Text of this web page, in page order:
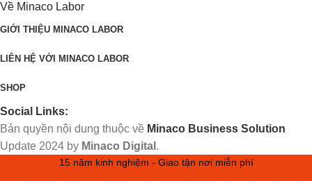
Về Minaco Labor
GIỚI THIỆU MINACO LABOR
LIÊN HỆ VỚI MINACO LABOR
SHOP
Social Links:
Bản quyền nội dung thuộc về Minaco Business Solution
Update 2024 by Minaco Digital .
15 năm kinh nghiệm - Giao tận nơi miễn phí